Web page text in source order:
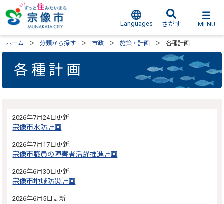
Languages さがす MENU
ホーム 分類から探す 市政 施策・計画 各種計画
各種計画
2026年7月24日更新
宗像市水防計画
2026年7月17日更新
宗像市職員の障害者活躍推進計画
2026年6月30日更新
宗像市地域防災計画
2026年6月5日更新